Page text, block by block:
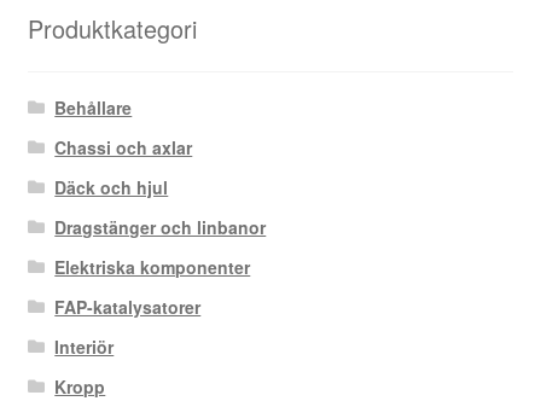
Produktkategori
Behållare
Chassi och axlar
Däck och hjul
Dragstänger och linbanor
Elektriska komponenter
FAP-katalysatorer
Interiör
Kropp